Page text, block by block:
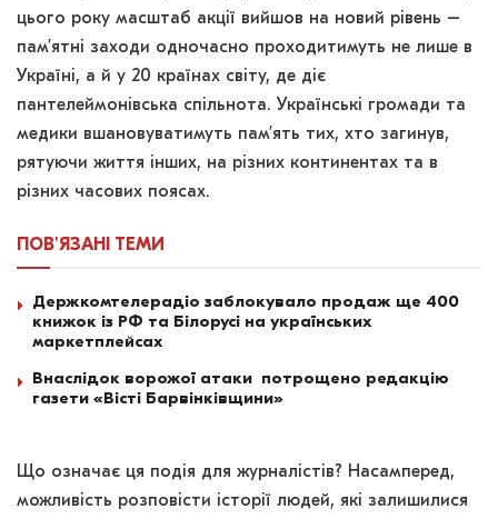
цього року масштаб акції вийшов на новий рівень –
пам’ятні заходи одночасно проходитимуть не лише в
Україні, а й у 20 країнах світу, де діє
пантелеймонівська спільнота. Українські громади та
медики вшановуватимуть пам’ять тих, хто загинув,
рятуючи життя інших, на різних континентах та в
різних часових поясах.
ПОВ'ЯЗАНІ ТЕМИ
Держкомтелерадіо заблокувало продаж ще 400
книжок із РФ та Білорусі на українських
маркетплейсах
Внаслідок ворожої атаки потрощено редакцію
газети «Вісті Барвінківщини»
Що означає ця подія для журналістів? Насамперед,
можливість розповісти історії людей, які залишилися